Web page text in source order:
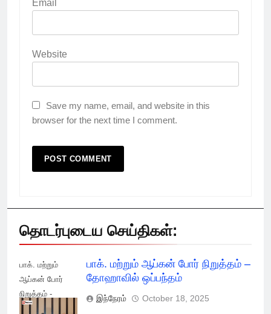
Email
Website
Save my name, email, and website in this
browser for the next time I comment.
தொடர்புடைய செய்திகள்:
பாக். மற்றும்
ஆப்கன் போர்
நிறுத்தம் -
தோஹாவில்
பாக். மற்றும் ஆப்கன் போர் நிறுத்தம் –
தோஹாவில் ஒப்பந்தம்
இந்நேரம் October 18, 2025